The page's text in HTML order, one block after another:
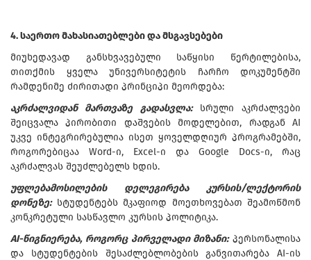
4. საერთო მახასიათებლები და მსგავსებები
მიუხედავად განსხვავებული საწყისი წერტილებისა,
თითქმის ყველა უნივერსიტეტის ჩარჩო დოკუმენტში
რამდენიმე ძირითადი პრინციპი მეორდება:
აკრძალვიდან მართვაზე გადასვლა:სრული აკრძალვები
შეიცვალა პირობითი დაშვების მოდელებით, რადგან AI
უკვე ინტეგრირებულია ისეთ ყოველდღიურ პროგრამებში,
როგორებიცაა Word-ი, Excel-ი და Google Docs-ი, რაც
აკრძალვას შეუძლებელს ხდის.
უფლებამოსილების დელეგირება კურსის/ლექტორის
დონეზე:სტუდენტებს მკაფიოდ მოეთხოვებათ შეამოწმონ
კონკრეტული სასწავლო კურსის პოლიტიკა.
AI-წიგნიერება, როგორც პირველადი მიზანი:პერსონალისა
და სტუდენტების შესაძლებლობების განვითარება AI-ის